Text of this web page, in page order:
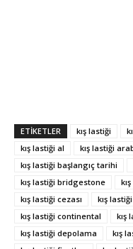
ETIKETLER kış lastiği
kış lastiği al
kış lastiği
kış lastiği başlangıç tarihi
kış lastiği bridgestone
kış lastiği cezası
kış
kış lastiği continental
kış
kış lastiği depolama
kış